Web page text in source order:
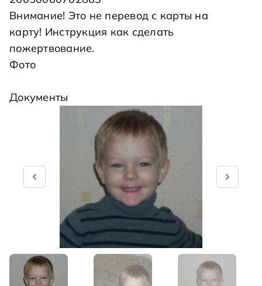
Внимание! Это не перевод с карты на
карту! Инструкция как сделать
пожертвование.
Фото
Документы